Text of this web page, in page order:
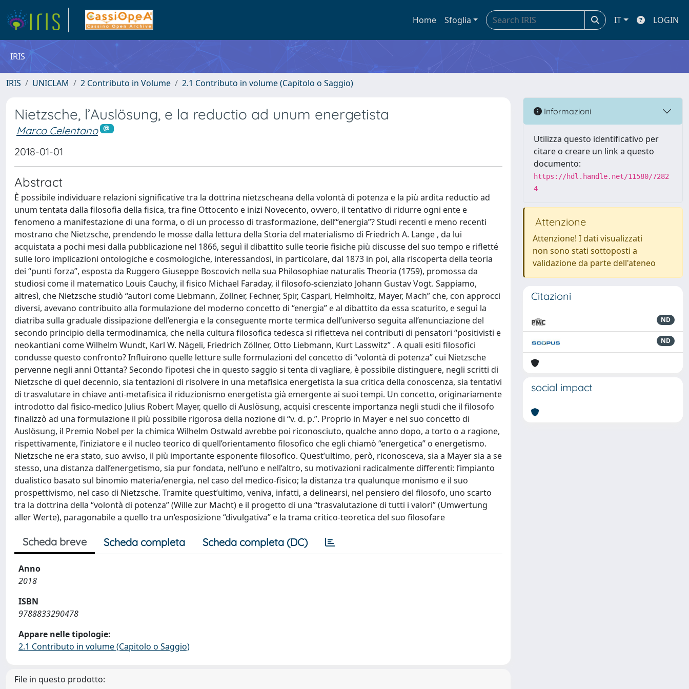
Home Sfoglia IT LOGIN
IRIS
IRIS UNICLAM 2 Contributo in Volume 2.1 Contributo in volume (Capitolo o Saggio)
Nietzsche, l’Auslösung, e la reductio ad unum energetista
Marco Celentano
2018-01-01
Abstract
È possibile individuare relazioni significative tra la dottrina nietzscheana della volontà di potenza e la più ardita reductio ad
unum tentata dalla filosofia della fisica, tra fine Ottocento e inizi Novecento, ovvero, il tentativo di ridurre ogni ente e
fenomeno a manifestazione di una forma, o di un processo di trasformazione, dell’“energia”? Studi recenti e meno recenti
mostrano che Nietzsche, prendendo le mosse dalla lettura della Storia del materialismo di Friedrich A. Lange , da lui
acquistata a pochi mesi dalla pubblicazione nel 1866, seguì il dibattito sulle teorie fisiche più discusse del suo tempo e rifletté
sulle loro implicazioni ontologiche e cosmologiche, interessandosi, in particolare, dal 1873 in poi, alla riscoperta della teoria
dei “punti forza”, esposta da Ruggero Giuseppe Boscovich nella sua Philosophiae naturalis Theoria (1759), promossa da
studiosi come il matematico Louis Cauchy, il fisico Michael Faraday, il filosofo-scienziato Johann Gustav Vogt. Sappiamo,
altresì, che Nietzsche studiò “autori come Liebmann, Zöllner, Fechner, Spir, Caspari, Helmholtz, Mayer, Mach” che, con approcci
diversi, avevano contribuito alla formulazione del moderno concetto di “energia” e al dibattito da essa scaturito, e seguì la
diatriba sulla graduale dissipazione dell’energia e la conseguente morte termica dell’universo seguita all’enunciazione del
secondo principio della termodinamica, che nella cultura filosofica tedesca si rifletteva nei contributi di pensatori “positivisti e
neokantiani come Wilhelm Wundt, Karl W. Nägeli, Friedrich Zöllner, Otto Liebmann, Kurt Lasswitz” . A quali esiti filosofici
condusse questo confronto? Influirono quelle letture sulle formulazioni del concetto di “volontà di potenza” cui Nietzsche
pervenne negli anni Ottanta? Secondo l’ipotesi che in questo saggio si tenta di vagliare, è possibile distinguere, negli scritti di
Nietzsche di quel decennio, sia tentazioni di risolvere in una metafisica energetista la sua critica della conoscenza, sia tentativi
di trasvalutare in chiave anti-metafisica il riduzionismo energetista già emergente ai suoi tempi. Un concetto, originariamente
introdotto dal fisico-medico Julius Robert Mayer, quello di Auslösung, acquisì crescente importanza negli studi che il filosofo
finalizzò ad una formulazione il più possibile rigorosa della nozione di “v. d. p.”. Proprio in Mayer e nel suo concetto di
Auslösung, il Premio Nobel per la chimica Wilhelm Ostwald avrebbe poi riconosciuto, qualche anno dopo, a torto o a ragione,
rispettivamente, l’iniziatore e il nucleo teorico di quell’orientamento filosofico che egli chiamò “energetica” o energetismo.
Nietzsche ne era stato, suo avviso, il più importante esponente filosofico. Quest’ultimo, però, riconosceva, sia a Mayer sia a se
stesso, una distanza dall’energetismo, sia pur fondata, nell’uno e nell’altro, su motivazioni radicalmente differenti: l’impianto
dualistico basato sul binomio materia/energia, nel caso del medico-fisico; la distanza tra qualunque monismo e il suo
prospettivismo, nel caso di Nietzsche. Tramite quest’ultimo, veniva, infatti, a delinearsi, nel pensiero del filosofo, uno scarto
tra la dottrina della “volontà di potenza” (Wille zur Macht) e il progetto di una “trasvalutazione di tutti i valori” (Umwertung
aller Werte), paragonabile a quello tra un’esposizione “divulgativa” e la trama critico-teoretica del suo filosofare
Scheda breve Scheda completa Scheda completa (DC)
Anno
2018
ISBN
9788833290478
Appare nelle tipologie:
2.1 Contributo in volume (Capitolo o Saggio)
File in questo prodotto:
Informazioni
Utilizza questo identificativo per
citare o creare un link a questo
documento:
https://hdl.handle.net/11580/7282
4
Attenzione
Attenzione! I dati visualizzati
non sono stati sottoposti a
validazione da parte dell'ateneo
Citazioni
ND
ND
social impact